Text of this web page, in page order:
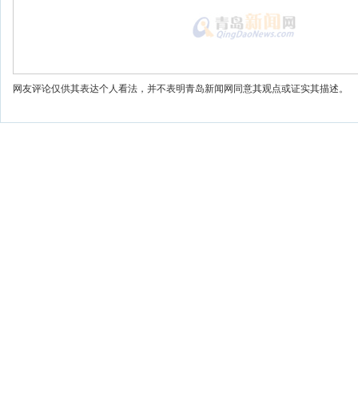
网友评论仅供其表达个人看法，并不表明青岛新闻网同意其观点或证实其描述。